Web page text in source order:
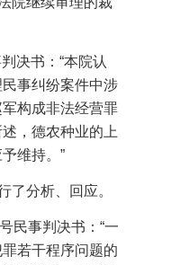
决书：“本院认
事纠纷案件中涉
构成非法经营罪
，德农种业的上
维持。”
了分析、回应。
号民事判决书：“一
若干程序问题的